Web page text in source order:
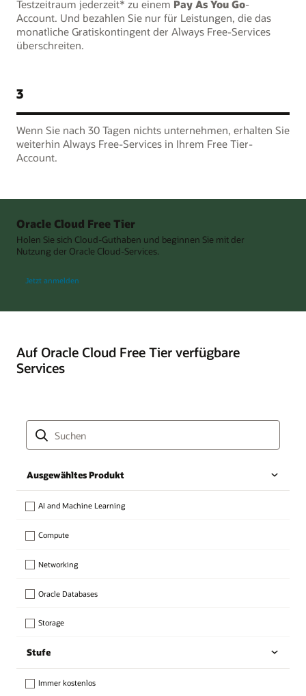
Testzeitraum jederzeit* zu einem Pay As You Go-
Account. Und bezahlen Sie nur für Leistungen, die das
monatliche Gratiskontingent der Always Free-Services
überschreiten.
3
Wenn Sie nach 30 Tagen nichts unternehmen, erhalten Sie
weiterhin Always Free-Services in Ihrem Free Tier-
Account.
Oracle Cloud Free Tier
Holen Sie sich Cloud-Guthaben und beginnen Sie mit der
Nutzung der Oracle Cloud-Services.
Jetzt anmelden
Auf Oracle Cloud Free Tier verfügbare
Services
Ausgewähltes Produkt
AI and Machine Learning
Compute
Networking
Oracle Databases
Storage
Stufe
Immer kostenlos